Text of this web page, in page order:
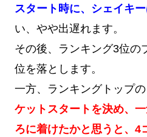
スタート時に、シェイキ
い、やや出遅れます。
その後、ランキング3位の
位を落とします。
一方、ランキングトップの
ケットスタートを決め、
ろに着けたかと思うと、4